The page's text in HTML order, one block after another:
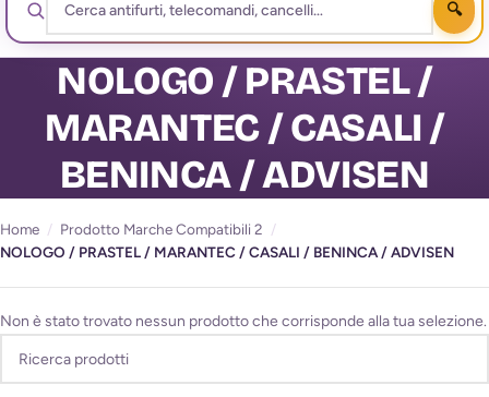
NOLOGO / PRASTEL /
MARANTEC / CASALI /
BENINCA / ADVISEN
Home / Prodotto Marche Compatibili 2 /
NOLOGO / PRASTEL / MARANTEC / CASALI / BENINCA / ADVISEN
Non è stato trovato nessun prodotto che corrisponde alla tua selezione.